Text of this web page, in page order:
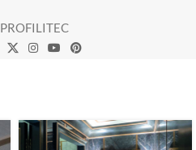
PROFILITEC